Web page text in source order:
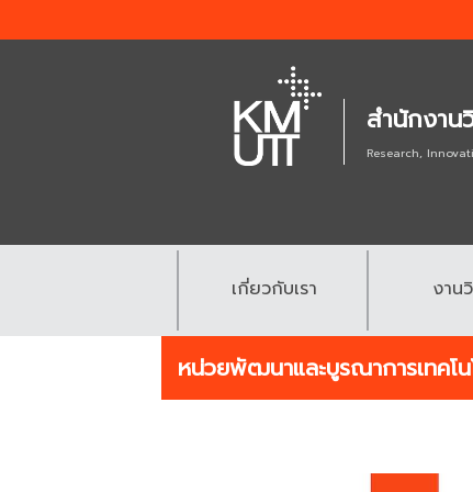
สำนักงาน
Research,
เกี่ยวกับเรา
งาน
หน่วยพัฒนาและบูรณาการเทคโ